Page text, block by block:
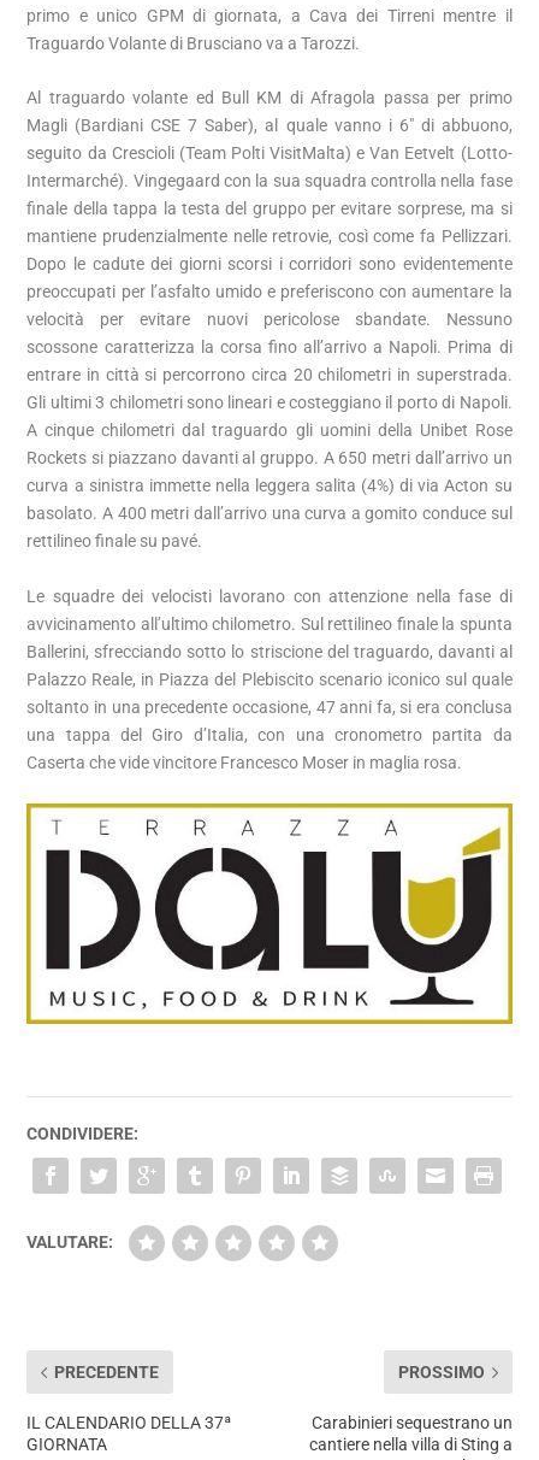
primo e unico GPM di giornata, a Cava dei Tirreni mentre il
Traguardo Volante di Brusciano va a Tarozzi.
Al traguardo volante ed Bull KM di Afragola passa per primo
Magli (Bardiani CSE 7 Saber), al quale vanno i 6″ di abbuono,
seguito da Crescioli (Team Polti VisitMalta) e Van Eetvelt (Lotto-
Intermarché). Vingegaard con la sua squadra controlla nella fase
finale della tappa la testa del gruppo per evitare sorprese, ma si
mantiene prudenzialmente nelle retrovie, così come fa Pellizzari.
Dopo le cadute dei giorni scorsi i corridori sono evidentemente
preoccupati per l’asfalto umido e preferiscono con aumentare la
velocità per evitare nuovi pericolose sbandate. Nessuno
scossone caratterizza la corsa fino all’arrivo a Napoli. Prima di
entrare in città si percorrono circa 20 chilometri in superstrada.
Gli ultimi 3 chilometri sono lineari e costeggiano il porto di Napoli.
A cinque chilometri dal traguardo gli uomini della Unibet Rose
Rockets si piazzano davanti al gruppo. A 650 metri dall’arrivo un
curva a sinistra immette nella leggera salita (4%) di via Acton su
basolato. A 400 metri dall’arrivo una curva a gomito conduce sul
rettilineo finale su pavé.
Le squadre dei velocisti lavorano con attenzione nella fase di
avvicinamento all’ultimo chilometro. Sul rettilineo finale la spunta
Ballerini, sfrecciando sotto lo striscione del traguardo, davanti al
Palazzo Reale, in Piazza del Plebiscito scenario iconico sul quale
soltanto in una precedente occasione, 47 anni fa, si era conclusa
una tappa del Giro d’Italia, con una cronometro partita da
Caserta che vide vincitore Francesco Moser in maglia rosa.
CONDIVIDERE:
VALUTARE:
PRECEDENTE
IL CALENDARIO DELLA 37ª
GIORNATA
PROSSIMO
Carabinieri sequestrano un
cantiere nella villa di Sting a